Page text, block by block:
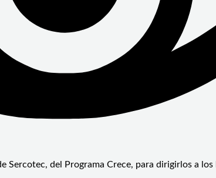
Sercotec, del Programa Crece, para dirigirlos a